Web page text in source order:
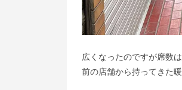
広くなったのですが席数
前の店舗から持ってきた